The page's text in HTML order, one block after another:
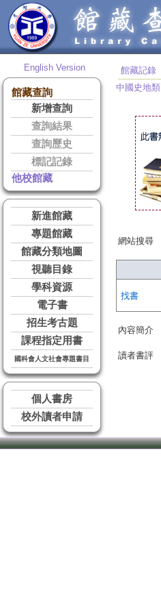
English Version
館藏查詢
新增查詢
查詢結果
查詢歷史
標記記錄
他校館藏
新進館藏
專題館藏
館藏分類地圖
視聽目錄
學科資源
電子書
招生考古題
課程指定用書
國科會人文社會專題書目
個人書房
校外讀者申請
館藏記錄
中國史地類
網站搜尋
找書
內容簡介
讀者書評